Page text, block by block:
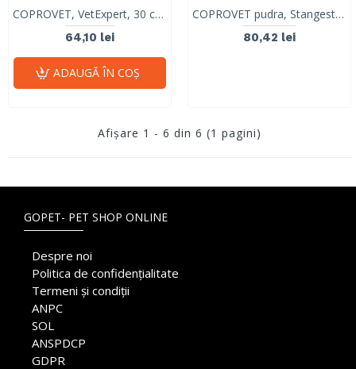
COPROVET, VetExpert, 30 capsule
64,10 lei
ADAUGĂ ÎN COŞ
COPROVET pudra, Stangest, 50g
80,42 lei
Afişare 1 - 6 din 6 (1 pagini)
GOPET- PET SHOP ONLINE
Despre noi
Politica de confidențialitate
Termeni și condiții
ANPC
SOL
ANSPDCP
GDPR